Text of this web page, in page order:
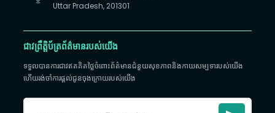
Uttar Pradesh, 201301
ជាវព្រឹត្តិប័ត្រព័ត៌មានរបស់យើង
ទទួលបានការជាវឥតគិតថ្លៃចំពោះព័ត៌មានជំនួយសុខភាពនិងកាយសម្បទារបស់យើង
ហើយរង់ចាំការផ្តល់ជូនចុងក្រោយរបស់យើង